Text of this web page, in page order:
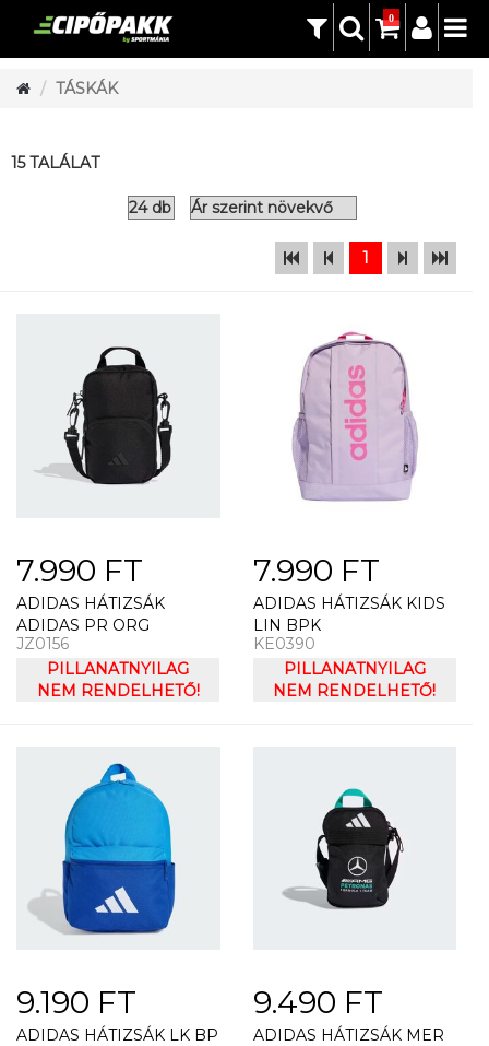
0
TÁSKÁK
15 TALÁLAT
1
7.990 FT
ADIDAS HÁTIZSÁK
ADIDAS PR ORG
JZ0156
PILLANATNYILAG
NEM RENDELHETŐ!
7.990 FT
ADIDAS HÁTIZSÁK KIDS
LIN BPK
KE0390
PILLANATNYILAG
NEM RENDELHETŐ!
9.190 FT
ADIDAS HÁTIZSÁK LK BP
9.490 FT
ADIDAS HÁTIZSÁK MER